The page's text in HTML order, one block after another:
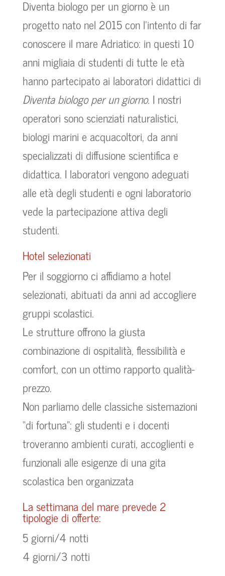
Diventa biologo per un giorno è un
progetto nato nel 2015 con l’intento di far
conoscere il mare Adriatico: in questi 10
anni migliaia di studenti di tutte le età
hanno partecipato ai laboratori didattici di
Diventa biologo per un giorno. I nostri
operatori sono scienziati naturalistici,
biologi marini e acquacoltori, da anni
specializzati di diffusione scientifica e
didattica. I laboratori vengono adeguati
alle età degli studenti e ogni laboratorio
vede la partecipazione attiva degli
studenti.
Hotel selezionati
Per il soggiorno ci affidiamo a hotel
selezionati, abituati da anni ad accogliere
gruppi scolastici.
Le strutture offrono la giusta
combinazione di ospitalità, flessibilità e
comfort, con un ottimo rapporto qualità-
prezzo.
Non parliamo delle classiche sistemazioni
“di fortuna”: gli studenti e i docenti
troveranno ambienti curati, accoglienti e
funzionali alle esigenze di una gita
scolastica ben organizzata
La settimana del mare prevede 2
tipologie di offerte:
5 giorni/4 notti
4 giorni/3 notti